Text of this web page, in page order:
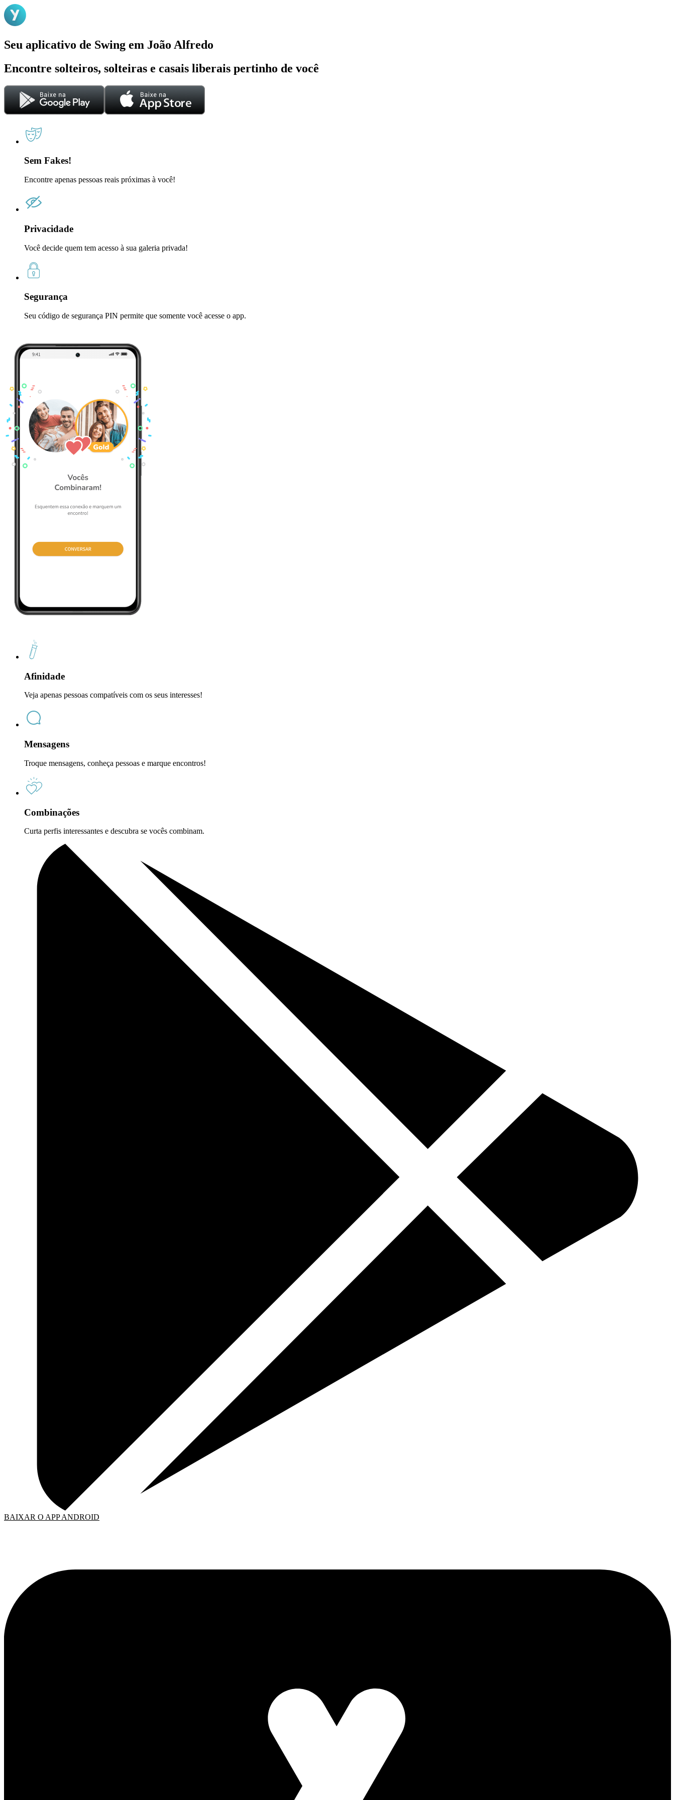
Seu aplicativo de Swing em João Alfredo
Encontre solteiros, solteiras e casais liberais pertinho de você
Sem Fakes!
Encontre apenas pessoas reais próximas à você!
Privacidade
Você decide quem tem acesso à sua galeria privada!
Segurança
Seu código de segurança PIN permite que somente você acesse o app.
Afinidade
Veja apenas pessoas compatíveis com os seus interesses!
Mensagens
Troque mensagens, conheça pessoas e marque encontros!
Combinações
Curta perfis interessantes e descubra se vocês combinam.
BAIXAR O APP ANDROID